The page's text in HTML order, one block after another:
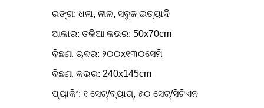
ରଙ୍ଗ: ଧଳା, ନୀଳ, ସବୁଜ ଇତ୍ୟାଦି
ଆକାର: ତକିଆ କଭର: 50x70cm
ବିଛଣା ଚାଦର: ୨୦୦x୧୩୦ସେମି
ବିଛଣା କଭର: 240x145cm
ପ୍ୟାକିଂ: ୧ ସେଟ୍/ବ୍ୟାଗ୍, ୫୦ ସେଟ୍/ସିଟିଏନ